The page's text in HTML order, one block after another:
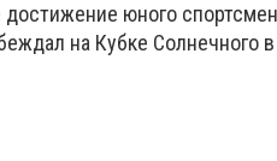
достижение юного
на Кубке Солнечного